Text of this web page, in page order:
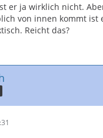
er ja wirklich nicht.
von innen kommt ist
Reicht das?